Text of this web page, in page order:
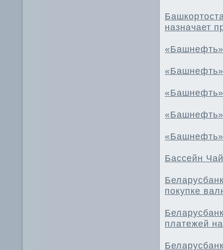
назначает
«Башнефть»
«Башнефть»
Бассейн
покупке
платежей